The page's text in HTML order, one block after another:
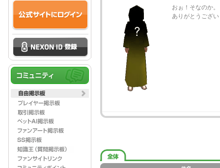
おぉ！そなのか。
ありがとうござい